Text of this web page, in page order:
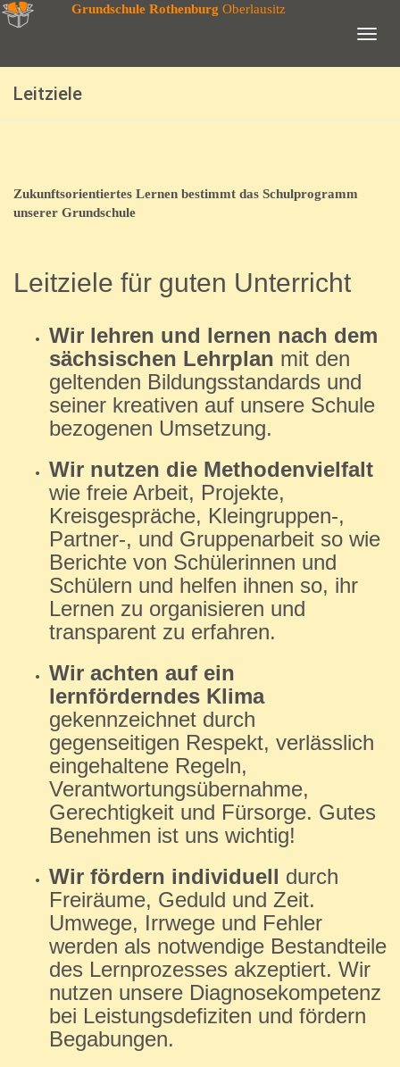
Grundschule Rothenburg Oberlausitz
Leitziele
Zukunftsorientiertes Lernen bestimmt das Schulprogramm
unserer Grundschule
Leitziele für guten Unterricht
Wir lehren und lernen nach dem
sächsischen Lehrplan mit den
geltenden Bildungsstandards und
seiner kreativen auf unsere Schule
bezogenen Umsetzung.
Wir nutzen die Methodenvielfalt
wie freie Arbeit, Projekte,
Kreisgespräche, Kleingruppen-,
Partner-, und Gruppenarbeit so wie
Berichte von Schülerinnen und
Schülern und helfen ihnen so, ihr
Lernen zu organisieren und
transparent zu erfahren.
Wir achten auf ein
lernförderndes Klima
gekennzeichnet durch
gegenseitigen Respekt, verlässlich
eingehaltene Regeln,
Verantwortungsübernahme,
Gerechtigkeit und Fürsorge. Gutes
Benehmen ist uns wichtig!
Wir fördern individuell durch
Freiräume, Geduld und Zeit.
Umwege, Irrwege und Fehler
werden als notwendige Bestandteile
des Lernprozesses akzeptiert. Wir
nutzen unsere Diagnosekompetenz
bei Leistungsdefiziten und fördern
Begabungen.